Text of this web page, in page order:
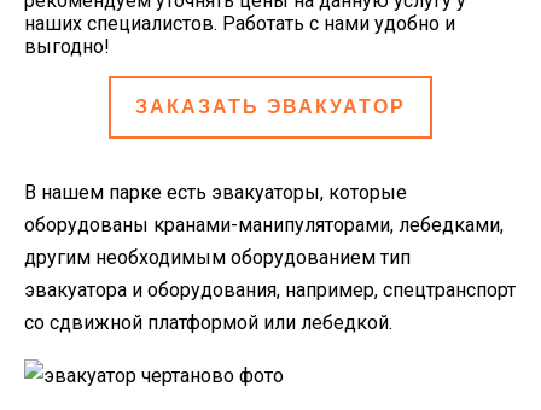
наших специалистов. Работать с нами удобно и
выгодно!
ЗАКАЗАТЬ ЭВАКУАТОР
В нашем парке есть эвакуаторы, которые
оборудованы кранами-манипуляторами, лебедками,
другим необходимым оборудованием тип
эвакуатора и оборудования, например, спецтранспорт
со сдвижной платформой или лебедкой.